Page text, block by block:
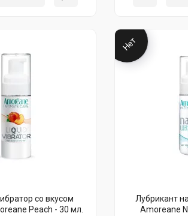
со вкусом
Peach - 30 мл.
Нет
Лубрикант
Amoreane